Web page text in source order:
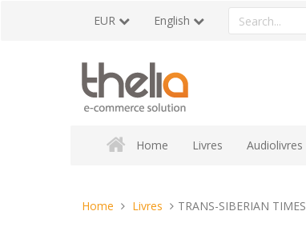
EUR English
Search
a
Home Livres Audiolivres
You
Home Livres TRANS-SIBERIAN TIMES